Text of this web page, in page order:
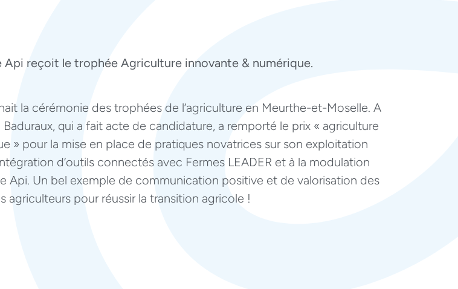
Api reçoit le trophée Agriculture innovante & numérique.
la cérémonie des trophées de l’agriculture en Meurthe-et-Moselle. A
qui a fait acte de candidature, a remporté le prix « agriculture
» pour la mise en place de pratiques novatrices sur son exploitation
d’outils connectés avec Fermes LEADER et à la modulation
Api. Un bel exemple de communication positive et de valorisation des
agriculteurs pour réussir la transition agricole !